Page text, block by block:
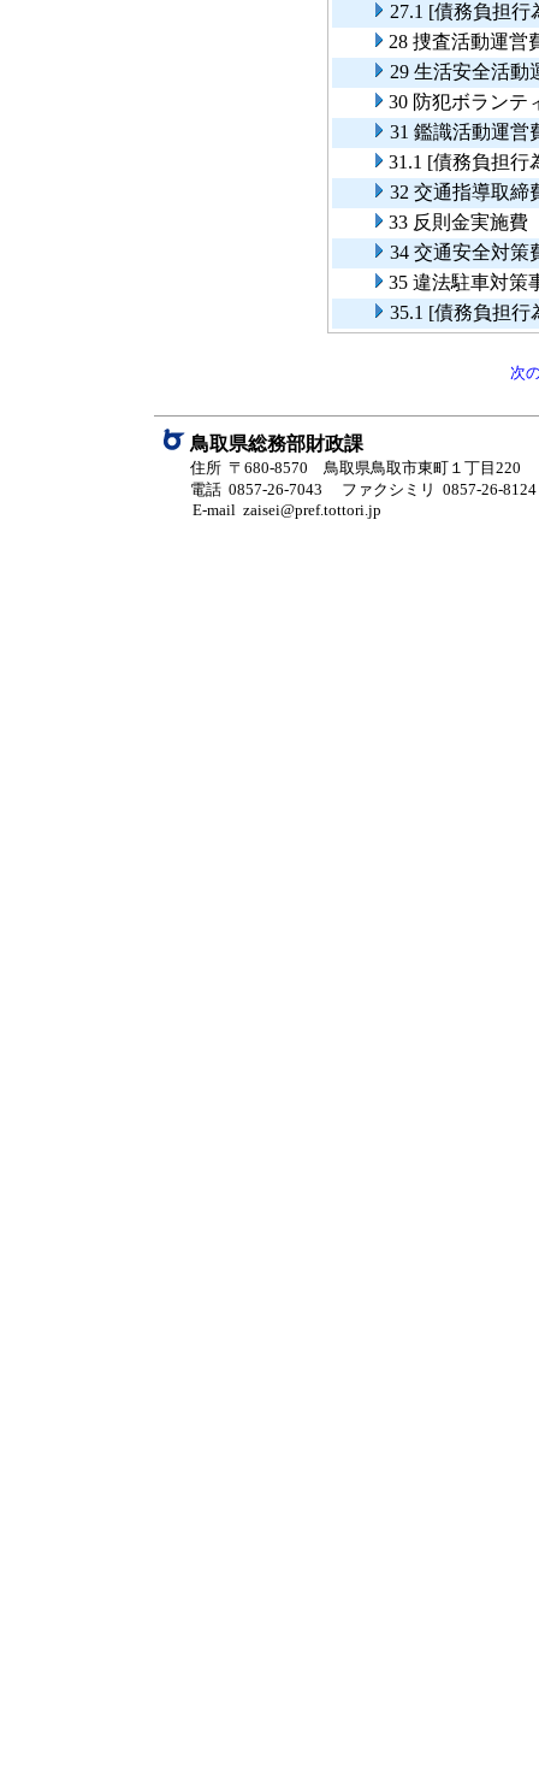
27.1 [債務負担
28 捜査活動運営
29 生活安全活動
30 防犯ボランテ
31 鑑識活動運営
31.1 [債務負担行
32 交通指導取締
33 反則金実施費
34 交通安全対策
35 違法駐車対策
35.1 [債務負担
次
鳥取県総務部財政課
住所 〒680-8570 鳥取県鳥取市東町１丁目220
電話 0857-26-7043
ファクシミリ 0857-26-8124
E-mail zaisei@pref.tottori.jp